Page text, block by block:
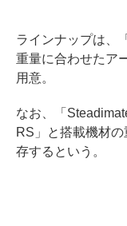
ラインナップは、
重量に合わせたア
用意。
なお、「
RS」と搭載機材
存するという。